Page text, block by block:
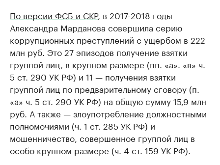
По версии ФСБ и СКР, в 2017-2018 годы
Александра Марданова совершила серию
коррупционных преступлений с ущербом в 222
млн руб. Это 27 эпизодов получение взятки
группой лиц, в крупном размере (пп. «а». «в» ч.
5 ст. 290 УК РФ) и 11 — получения взятки
группой лиц по предварительному сговору (п.
«а» ч. 5 ст. 290 УК РФ) на общую сумму 15,9 млн
руб. А также — злоупотребление должностными
полномочиями (ч. 1 ст. 285 УК РФ) и
мошенничество, совершенное группой лиц в
особо крупном размере (ч. 4 ст. 159 УК РФ).